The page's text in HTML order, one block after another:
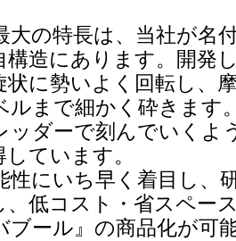
大の特長は、当社が名
構造にあります。開発
状に勢いよく回転し、
ルまで細かく砕きます
ッダーで刻んでいくよ
ています。
性にいち早く着目し、
、低コスト・省スペー
ブール』の商品化が可